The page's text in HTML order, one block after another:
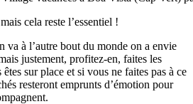
cela reste l’essentiel !
va à l’autre bout du monde on a envie
justement, profitez-en, faites les
sur place et si vous ne faites pas à ce
resteront emprunts d’émotion pour